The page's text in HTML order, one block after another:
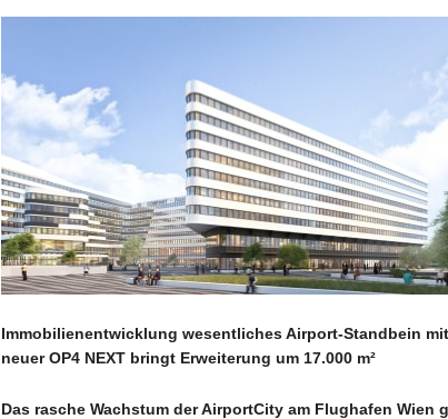
Immobilienentwicklung wesentliches Airport-Standbein mit
neuer OP4 NEXT bringt Erweiterung um 17.000 m²
Das rasche Wachstum der AirportCity am Flughafen Wien